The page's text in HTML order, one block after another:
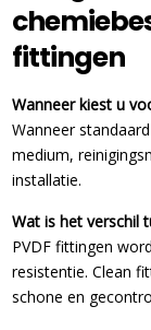
fittingen
Wanneer kiest u
Wanneer
medium,
installatie.
Wat is het verschil
PVDF fittingen
resistentie. Clean
schone en